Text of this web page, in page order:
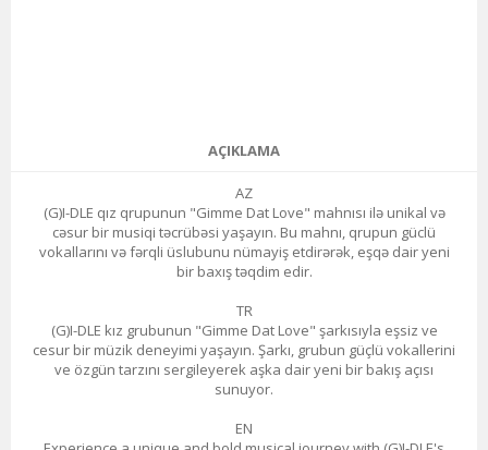
AÇIKLAMA
AZ
(G)I-DLE qız qrupunun "Gimme Dat Love" mahnısı ilə unikal və
cəsur bir musiqi təcrübəsi yaşayın. Bu mahnı, qrupun güclü
vokallarını və fərqli üslubunu nümayiş etdirərək, eşqə dair yeni
bir baxış təqdim edir.
TR
(G)I-DLE kız grubunun "Gimme Dat Love" şarkısıyla eşsiz ve
cesur bir müzik deneyimi yaşayın. Şarkı, grubun güçlü vokallerini
ve özgün tarzını sergileyerek aşka dair yeni bir bakış açısı
sunuyor.
EN